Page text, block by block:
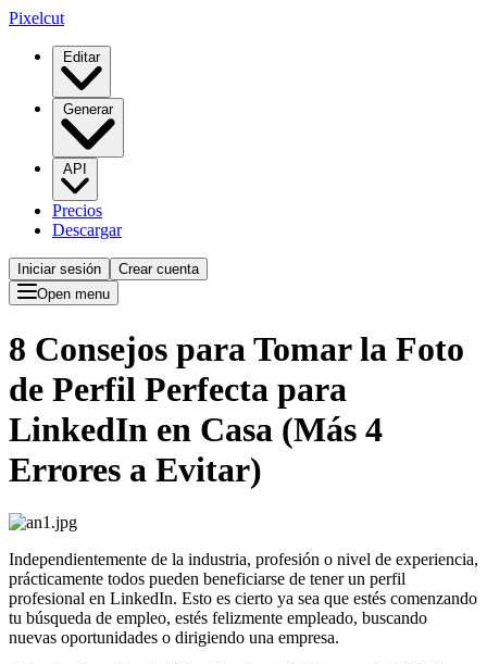
Pixelcut
Editar
Generar
API
Precios
Descargar
Iniciar sesión
Crear cuenta
Open menu
8 Consejos para Tomar la Foto
de Perfil Perfecta para
LinkedIn en Casa (Más 4
Errores a Evitar)
Independientemente de la industria, profesión o nivel de experiencia,
prácticamente todos pueden beneficiarse de tener un perfil
profesional en LinkedIn. Esto es cierto ya sea que estés comenzando
tu búsqueda de empleo, estés felizmente empleado, buscando
nuevas oportunidades o dirigiendo una empresa.